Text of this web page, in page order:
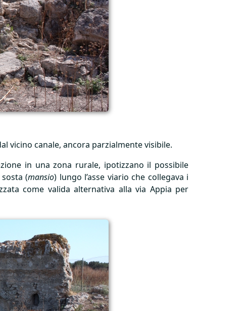
vicino canale, ancora parzialmente visibile.
in una zona rurale, ipotizzano il possibile
(mansio) lungo l’asse viario che collegava i
come valida alternativa alla via Appia per